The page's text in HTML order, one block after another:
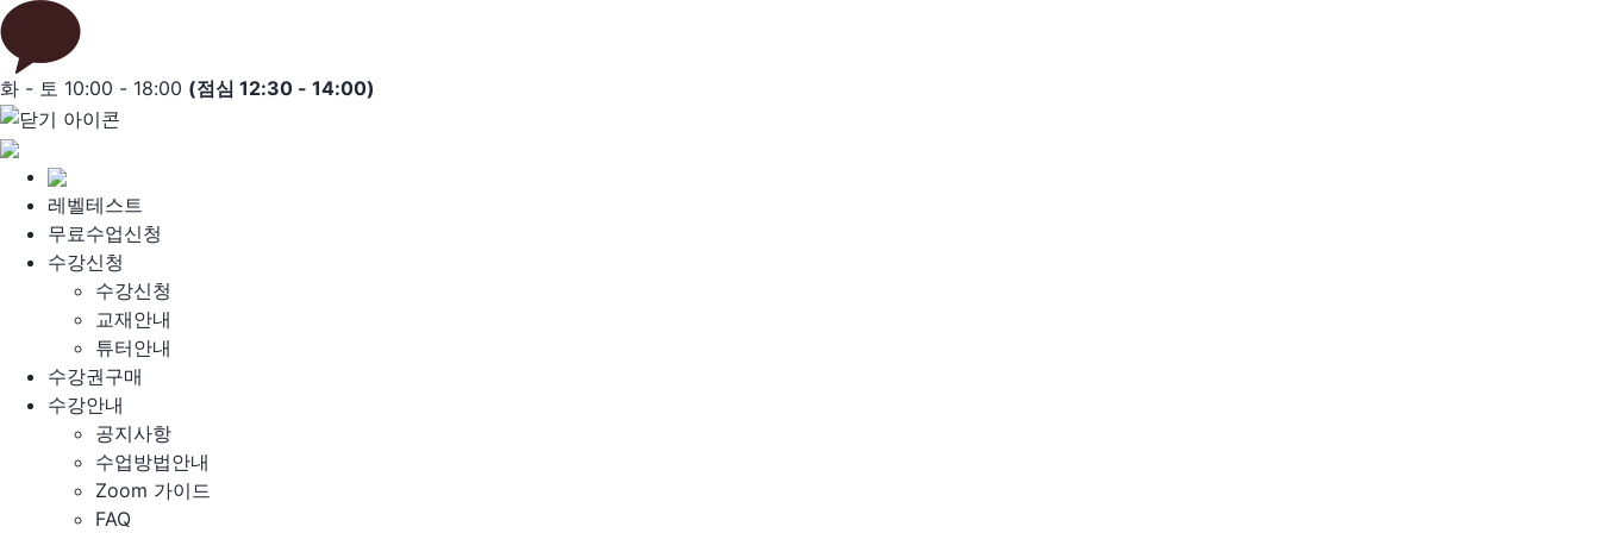
Skip
to
content
화 - 토 10:00 - 18:00 (점심 12:30 - 14:00)
레벨테스트
무료수업신청
수강신청
수강신청
교재안내
튜터안내
수강권구매
수강안내
공지사항
수업방법안내
Zoom 가이드
FAQ